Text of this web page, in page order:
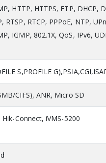
HTTP, HTTPS, FTP, DHCP,
RTSP, RTCP, PPPoE, NTP,
IGMP, 802.1X, QoS, IPv6,
S,PROFILE
CIFS), ANR, Micro SD
Hik-Connect, iVMS-5200